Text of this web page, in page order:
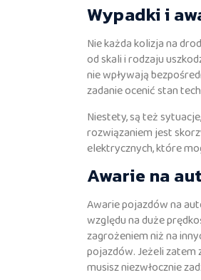
Wypadki i
Nie każda kolizja na
od skali i rodzaju
nie wpływają
zadanie ocenić stan
Niestety, są też
rozwiązaniem jest
elektrycznych, które
Awarie na
Awarie pojazdów na
względu na duże
zagrożeniem niż na
pojazdów. Jeżeli zatem
musisz niezwłocznie